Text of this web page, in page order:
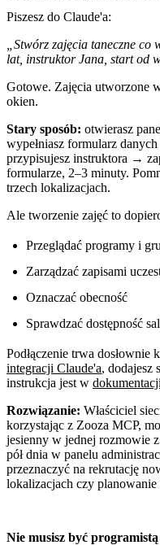
Piszesz do Claude'a:
„Stwórz zajęcia taneczne
lat, instruktor Jana, start od
Gotowe. Zajęcia utworzone
okien.
Stary sposób: otwierasz
wypełniasz formularz
przypisujesz instruktora →
formularze, 2–3 minuty.
trzech lokalizacjach.
Ale tworzenie zajęć to
Przeglądać programy i
Zarządzać zapisami
Oznaczać obecność
Sprawdzać dostępność
Podłączenie trwa
integracji Claude'a, dodajesz
instrukcja jest w
Rozwiązanie: Właściciel
korzystając z Zooza MCP,
jesienny w jednej rozmowie
pół dnia w panelu
przeznaczyć na rekrutację
lokalizacjach czy
Nie musisz być